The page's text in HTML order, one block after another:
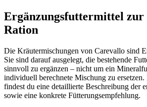
Ergänzungsfuttermittel zur
Ration
Die Kräutermischungen von Carevallo sind
Sie sind darauf ausgelegt, die bestehende
sinnvoll zu ergänzen – nicht um ein
individuell berechnete Mischung zu
findest du eine detaillierte Beschreibung der
sowie eine konkrete Fütterungsempfehlung.